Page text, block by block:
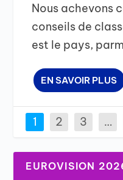
Nous achevons
conseils de
est le pays,
EN SAVOIR PLUS
1 2 3 …
EUROVISION